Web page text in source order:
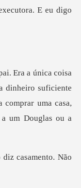
dinheiro suficiente
comp
casamento